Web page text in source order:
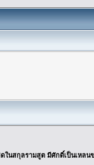
ในสกุลรามสูต มีศักดิ์เป็นเหลน